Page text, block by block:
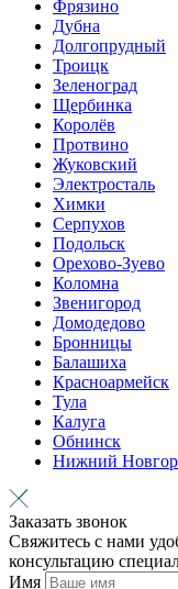
Фрязино
Дубна
Долгопрудный
Троицк
Зеленоград
Щербинка
Королёв
Протвино
Жуковский
Электросталь
Химки
Серпухов
Подольск
Орехово-Зуево
Коломна
Звенигород
Домодедово
Бронницы
Балашиха
Красноармейск
Тула
Калуга
Обнинск
Нижний
Заказать звонок
Свяжитесь с нами
консультацию
Имя